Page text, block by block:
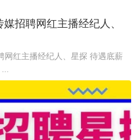
招聘网红主播经纪人、
网红主播经纪人、星探 待遇底薪